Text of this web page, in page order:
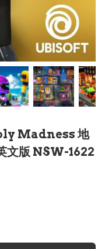
Madness 地
文版 NSW-1622